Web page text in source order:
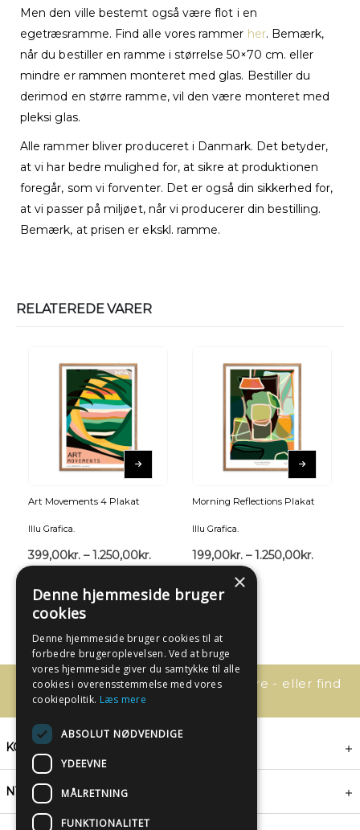
Men den ville bestemt også være flot i en
egetræsramme. Find alle vores rammer her. Bemærk,
når du bestiller en ramme i størrelse 50×70 cm. eller
mindre er rammen monteret med glas. Bestiller du
derimod en større ramme, vil den være monteret med
pleksi glas.
Alle rammer bliver produceret i Danmark. Det betyder,
at vi har bedre mulighed for, at sikre at produktionen
foregår, som vi forventer. Det er også din sikkerhed for,
at vi passer på miljøet, når vi producerer din bestilling.
Bemærk, at prisen er ekskl. ramme.
RELATEREDE VARER
Art Movements 4 Plakat
Illu Grafica.
399,00kr. – 1.250,00kr.
Morning Reflections Plakat
Illu Grafica.
199,00kr. – 1.250,00kr.
Har du spørgsmål, så kontakt os bare - eller find
svaret her:
KONTAKT
NYHEDSBREV
×
Denne hjemmeside bruger
cookies
Denne hjemmeside bruger cookies til at
forbedre brugeroplevelsen. Ved at bruge
vores hjemmeside giver du samtykke til alle
cookies i overensstemmelse med vores
cookiepolitik. Læs mere
ABSOLUT NØDVENDIGE
YDEEVNE
MÅLRETNING
FUNKTIONALITET